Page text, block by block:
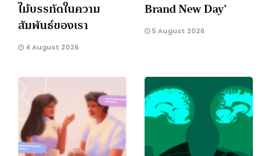
ไม้บรรทัดในความ
สัมพันธ์ของเรา
4 August 2026
Brand New Day’
5 August 2026